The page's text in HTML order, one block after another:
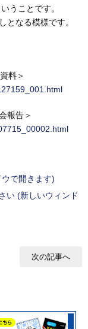
うことです。
となる模様です。
料＞
報告＞
で開きます)
い (新しいウィンド
次の記事へ